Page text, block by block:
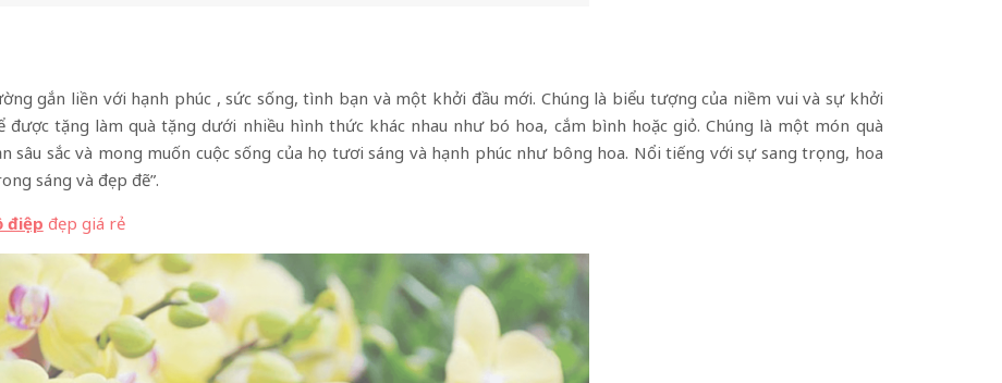
gắn liền với hạnh phúc , sức sống, tình bạn và một khởi đầu mới. Chúng là biểu tượng của niềm vui và sự khởi
tặng làm quà tặng dưới nhiều hình thức khác nhau như bó hoa, cắm bình hoặc giỏ. Chúng là một món quà
sắc và mong muốn cuộc sống của họ tươi sáng và hạnh phúc như bông hoa. Nổi tiếng với sự sang trọng, hoa
sáng và đẹp đẽ”.
điệp đẹp giá rẻ